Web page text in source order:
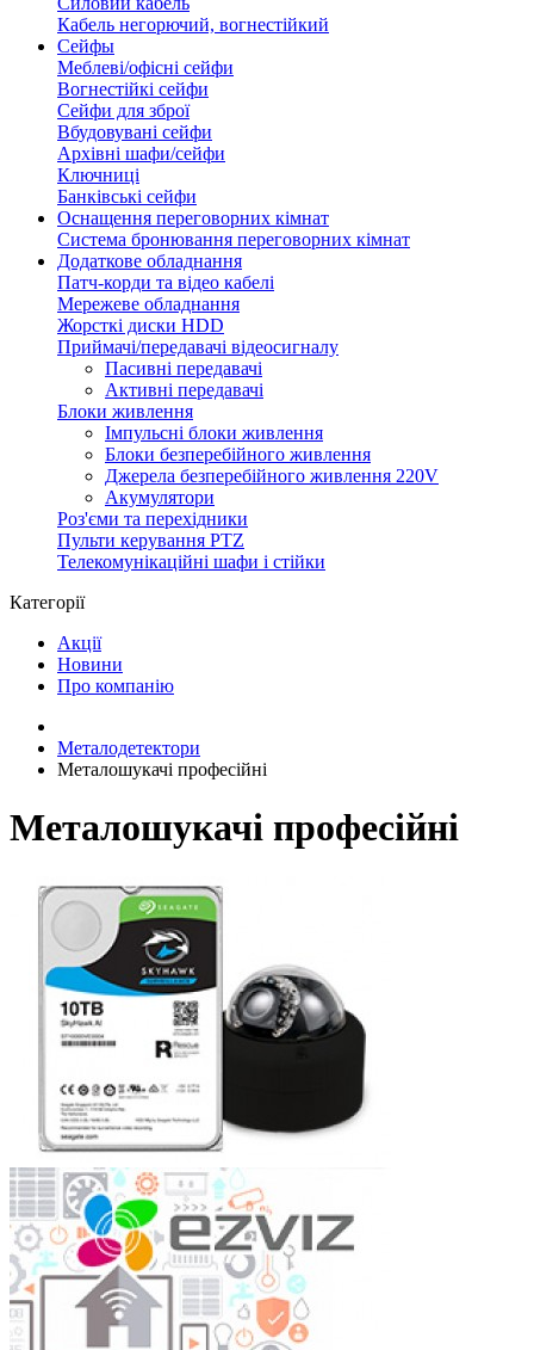
Кабель негорючий, вогнестійкий
Сейфы
Меблеві/офісні сейфи
Вогнестійкі сейфи
Сейфи для зброї
Вбудовувані сейфи
Архівні шафи/сейфи
Ключниці
Банківські сейфи
Оснащення переговорних кімнат
Система бронювання переговорних кімнат
Додаткове обладнання
Патч-корди та відео кабелі
Мережеве обладнання
Жорсткі диски HDD
Приймачі/передавачі відеосигналу
Пасивні передавачі
Активні передавачі
Блоки живлення
Імпульсні блоки живлення
Блоки безперебійного живлення
Джерела безперебійного живлення 220V
Акумулятори
Роз'єми та перехідники
Пульти керування PTZ
Телекомунікаційні шафи і стійки
Категорії
Акції
Новини
Про компанію
Металодетектори
Металошукачі професійні
Металошукачі професійні